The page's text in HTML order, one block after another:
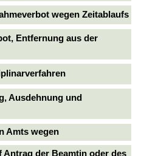
wegen Zeitablaufs
Entfernung aus der
Ausdehnung und
Amts wegen
Antrag der Beamtin oder des